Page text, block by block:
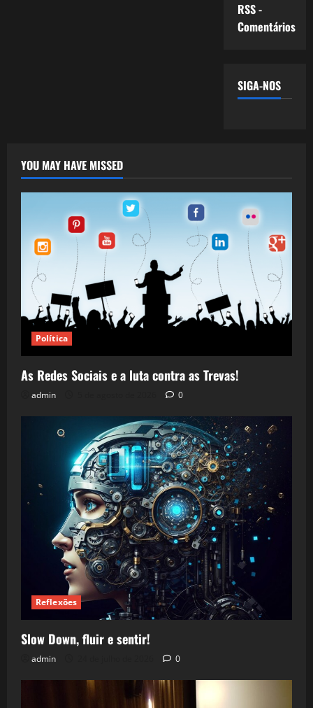
RSS -
Comentários
SIGA-NOS
YOU MAY HAVE MISSED
Política
As Redes Sociais e a luta contra as Trevas!
admin 0
Reflexões
Slow Down, fluir e sentir!
admin 0